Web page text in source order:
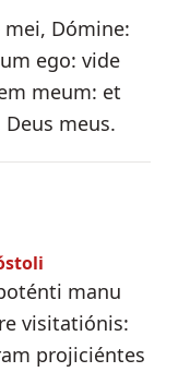
mei, Dómine:
ego: vide
meum: et
meus.
manu
visitatiónis:
projiciéntes